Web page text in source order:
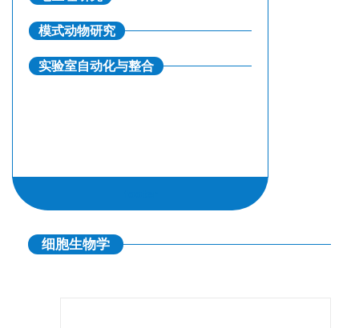
模式动物研究
实验室自动化与整合
细胞生物学